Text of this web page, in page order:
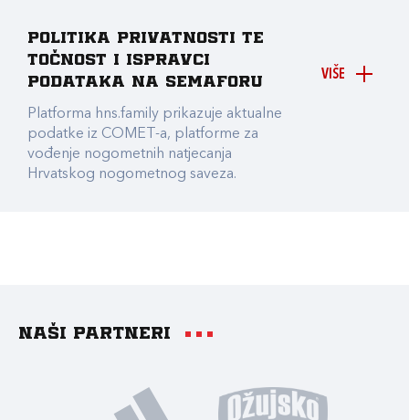
VIŠE
Politika privatnosti te
točnost i ispravci
podataka na Semaforu
Platforma hns.family prikazuje aktualne
podatke iz COMET-a, platforme za
vođenje nogometnih natjecanja
Hrvatskog nogometnog saveza.
Naši partneri